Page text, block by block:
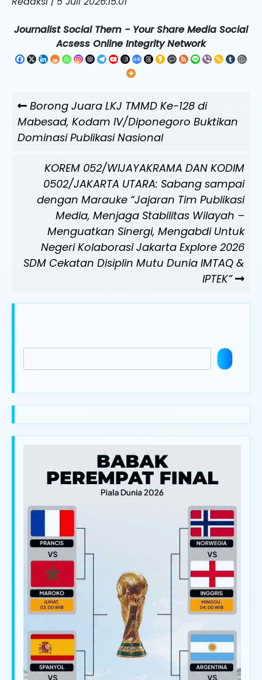
Journalist Social Them - Your Share Media Social
Acsess Online Integrity Network
posPrevious
Post
Borong Juara LKJ TMMD Ke-128 di
Mabesad, Kodam IV/Diponegoro Buktikan
Dominasi Publikasi Nasional
KOREM 052/WIJAYAKRAMA DAN KODIM
0502/JAKARTA UTARA: Sabang sampai
dengan Marauke “Jajaran Tim Publikasi
Media, Menjaga Stabilitas Wilayah –
Menguatkan Sinergi, Mengabdi Untuk
Negeri Kolaborasi Jakarta Explore 2026
SDM Cekatan Disiplin Mutu Dunia IMTAQ &
IPTEK”